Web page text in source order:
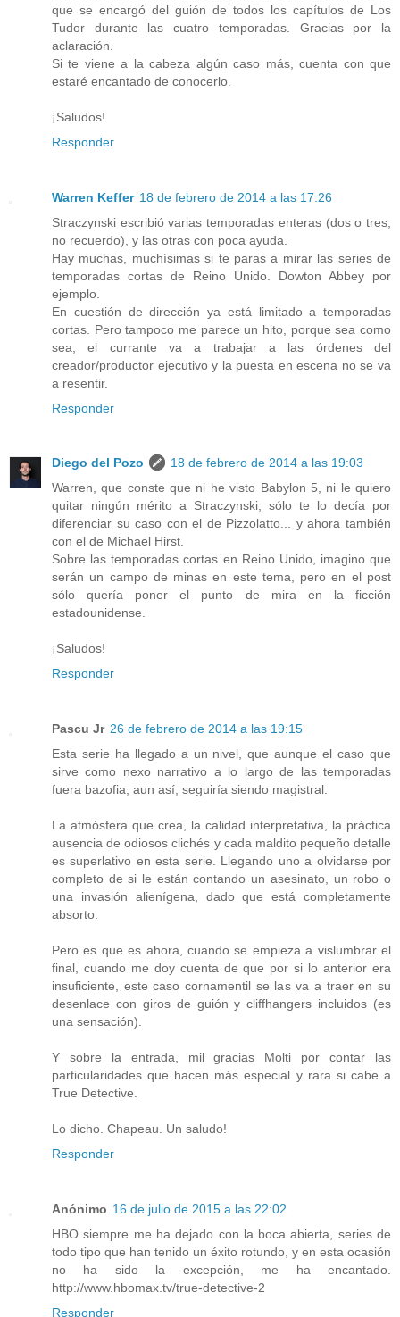
que se encargó del guión de todos los capítulos de Los
Tudor durante las cuatro temporadas. Gracias por la
aclaración.
Si te viene a la cabeza algún caso más, cuenta con que
estaré encantado de conocerlo.
¡Saludos!
Responder
Warren Keffer 18 de febrero de 2014 a las 17:26
Straczynski escribió varias temporadas enteras (dos o tres,
no recuerdo), y las otras con poca ayuda.
Hay muchas, muchísimas si te paras a mirar las series de
temporadas cortas de Reino Unido. Dowton Abbey por
ejemplo.
En cuestión de dirección ya está limitado a temporadas
cortas. Pero tampoco me parece un hito, porque sea como
sea, el currante va a trabajar a las órdenes del
creador/productor ejecutivo y la puesta en escena no se va
a resentir.
Responder
Diego del Pozo
18 de febrero de 2014 a las 19:03
Warren, que conste que ni he visto Babylon 5, ni le quiero
quitar ningún mérito a Straczynski, sólo te lo decía por
diferenciar su caso con el de Pizzolatto... y ahora también
con el de Michael Hirst.
Sobre las temporadas cortas en Reino Unido, imagino que
serán un campo de minas en este tema, pero en el post
sólo quería poner el punto de mira en la ficción
estadounidense.
¡Saludos!
Responder
Pascu Jr 26 de febrero de 2014 a las 19:15
Esta serie ha llegado a un nivel, que aunque el caso que
sirve como nexo narrativo a lo largo de las temporadas
fuera bazofia, aun así, seguiría siendo magistral.
La atmósfera que crea, la calidad interpretativa, la práctica
ausencia de odiosos clichés y cada maldito pequeño detalle
es superlativo en esta serie. Llegando uno a olvidarse por
completo de si le están contando un asesinato, un robo o
una invasión alienígena, dado que está completamente
absorto.
Pero es que es ahora, cuando se empieza a vislumbrar el
final, cuando me doy cuenta de que por si lo anterior era
insuficiente, este caso cornamentil se las va a traer en su
desenlace con giros de guión y cliffhangers incluidos (es
una sensación).
Y sobre la entrada, mil gracias Molti por contar las
particularidades que hacen más especial y rara si cabe a
True Detective.
Lo dicho. Chapeau. Un saludo!
Responder
Anónimo 16 de julio de 2015 a las 22:02
HBO siempre me ha dejado con la boca abierta, series de
todo tipo que han tenido un éxito rotundo, y en esta ocasión
no ha sido la excepción, me ha encantado.
http://www.hbomax.tv/true-detective-2
Responder